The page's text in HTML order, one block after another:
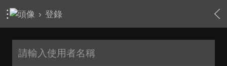
› 登錄